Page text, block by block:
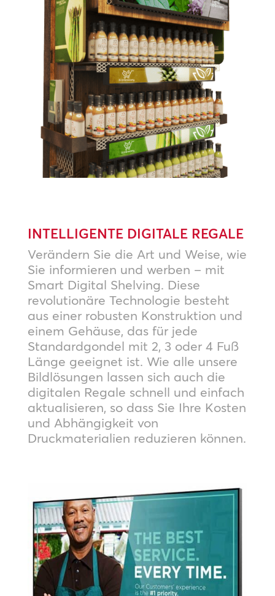
INTELLIGENTE DIGITALE REGALE
Verändern Sie die Art und Weise, wie
Sie informieren und werben – mit
Smart Digital Shelving. Diese
revolutionäre Technologie besteht
aus einer robusten Konstruktion und
einem Gehäuse, das für jede
Standardgondel mit 2, 3 oder 4 Fuß
Länge geeignet ist. Wie alle unsere
Bildlösungen lassen sich auch die
digitalen Regale schnell und einfach
aktualisieren, so dass Sie Ihre Kosten
und Abhängigkeit von
Druckmaterialien reduzieren können.